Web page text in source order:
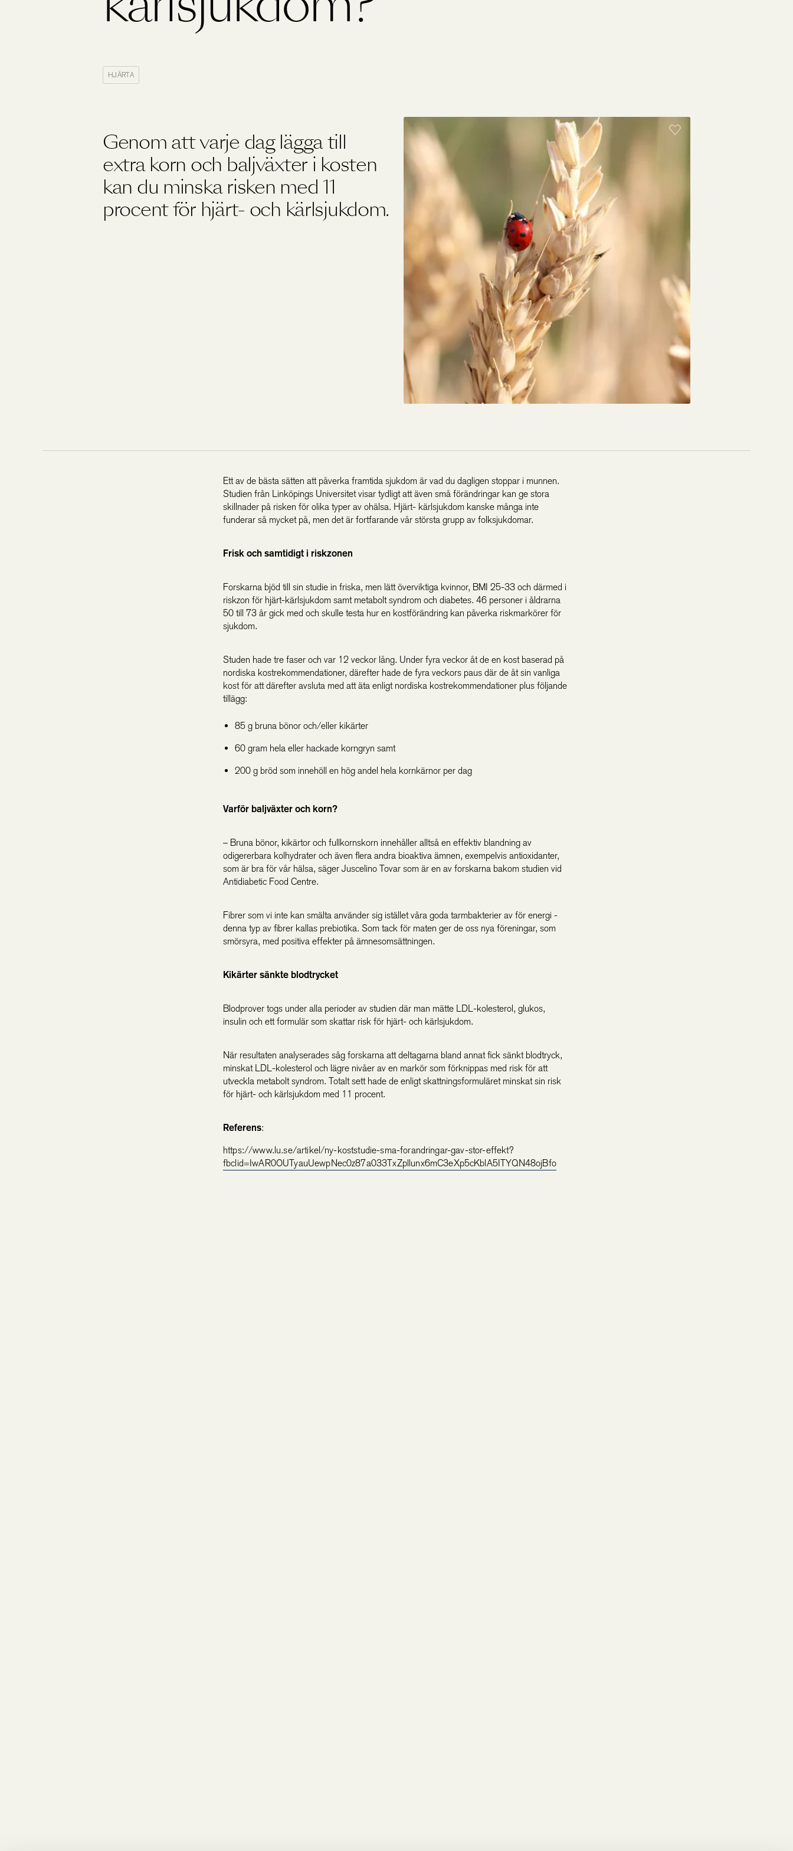
Träning
Övriga produkter
HJÄRTA
Genom att varje dag lägga till
extra korn och baljväxter i kosten
kan du minska risken med 11
procent för hjärt- och kärlsjukdom.
Ett av de bästa sätten att påverka framtida sjukdom är vad du dagligen stoppar i munnen.
Studien från Linköpings Universitet visar tydligt att även små förändringar kan ge stora
skillnader på risken för olika typer av ohälsa. Hjärt- kärlsjukdom kanske många inte
funderar så mycket på, men det är fortfarande vår största grupp av folksjukdomar.
Frisk och samtidigt i riskzonen
Forskarna bjöd till sin studie in friska, men lätt överviktiga kvinnor, BMI 25-33 och därmed i
riskzon för hjärt-kärlsjukdom samt metabolt syndrom och diabetes. 46 personer i åldrarna
50 till 73 år gick med och skulle testa hur en kostförändring kan påverka riskmarkörer för
sjukdom.
Studen hade tre faser och var 12 veckor lång. Under fyra veckor åt de en kost baserad på
nordiska kostrekommendationer, därefter hade de fyra veckors paus där de åt sin vanliga
kost för att därefter avsluta med att äta enligt nordiska kostrekommendationer plus följande
tillägg:
85 g bruna bönor och/eller kikärter
60 gram hela eller hackade korngryn samt
200 g bröd som innehöll en hög andel hela kornkärnor per dag
Varför baljväxter och korn?
– Bruna bönor, kikärtor och fullkornskorn innehåller alltså en effektiv blandning av
odigererbara kolhydrater och även flera andra bioaktiva ämnen, exempelvis antioxidanter,
som är bra för vår hälsa, säger Juscelino Tovar som är en av forskarna bakom studien vid
Antidiabetic Food Centre.
Fibrer som vi inte kan smälta använder sig istället våra goda tarmbakterier av för energi -
denna typ av fibrer kallas prebiotika. Som tack för maten ger de oss nya föreningar, som
smörsyra, med positiva effekter på ämnesomsättningen.
Kikärter sänkte blodtrycket
Blodprover togs under alla perioder av studien där man mätte LDL-kolesterol, glukos,
insulin och ett formulär som skattar risk för hjärt- och kärlsjukdom.
När resultaten analyserades såg forskarna att deltagarna bland annat fick sänkt blodtryck,
minskat LDL-kolesterol och lägre nivåer av en markör som förknippas med risk för att
utveckla metabolt syndrom. Totalt sett hade de enligt skattningsformuläret minskat sin risk
för hjärt- och kärlsjukdom med 11 procent.
Referens:
https://www.lu.se/artikel/ny-koststudie-sma-forandringar-gav-stor-effekt?
fbclid=IwAR0OUTyauUewpNec0z87a033TxZpllunx6mC3eXp5cKblA5ITYQN48ojBfo